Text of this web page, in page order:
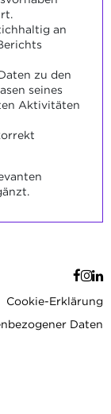
an
zu den
seines
Aktivitäten
Cookie-Erklärung
Daten